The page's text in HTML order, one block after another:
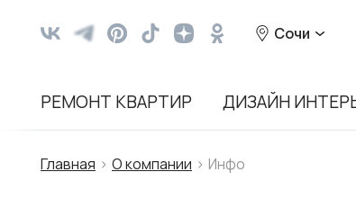
Сочи
РЕМОНТ КВАРТИР ДИЗАЙН
Главная О компании Инфо